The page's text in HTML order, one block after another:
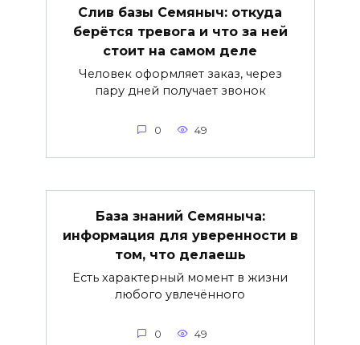
Слив базы Семяныч: откуда
берётся тревога и что за ней
стоит на самом деле
Человек оформляет заказ, через
пару дней получает звонок
0 49
База знаний Семяныча:
информация для уверенности в
том, что делаешь
Есть характерный момент в жизни
любого увлечённого
0 49